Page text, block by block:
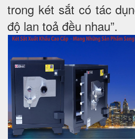
trong két sắt có tác
độ lan toả đều nhau”.